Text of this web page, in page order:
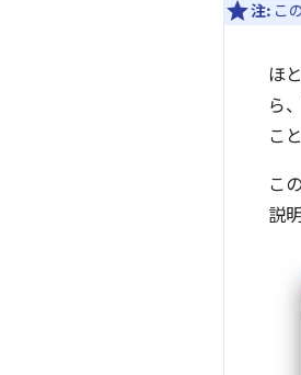
注: こ
ほ
ら
こ
こ
説